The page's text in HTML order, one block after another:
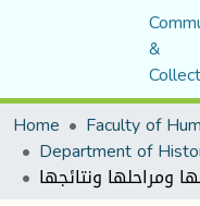
&
Home
Department of